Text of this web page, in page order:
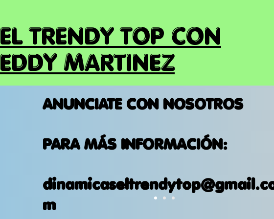
EL TRENDY TOP CON
EDDY MARTINEZ
ANUNCIATE CON NOSOTROS
PARA MÁS INFORMACIÓN:
m